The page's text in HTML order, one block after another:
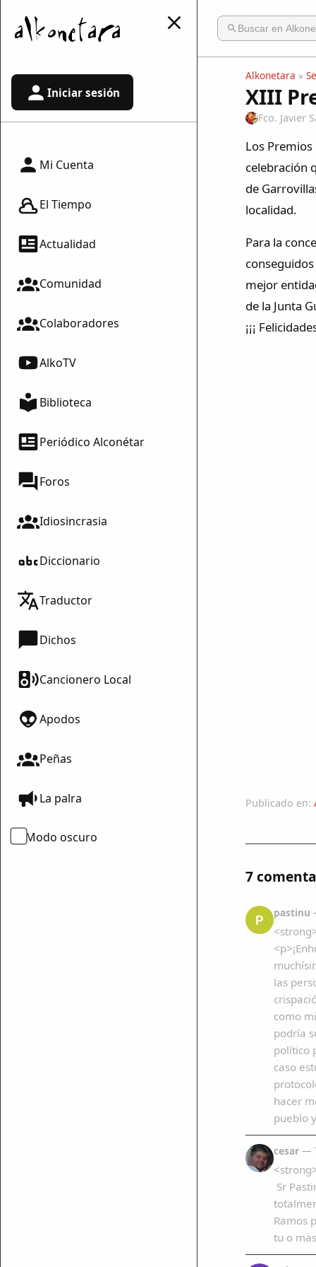
Iniciar sesión
Mi Cuenta
El Tiempo
Actualidad
Comunidad
Colaboradores
AlkoTV
Biblioteca
Periódico Alconétar
Foros
Idiosincrasia
Diccionario
Traductor
Dichos
Cancionero Local
Apodos
Peñas
La palra
Modo oscuro
Alkonetara »
XIII
Fco. Javier
Los
celebración
de
localidad.
Para la
mejor
de la Junta
¡¡¡
Publicado en:
7
P pastinu
las
como
podría
político
caso
hacer
pueblo
cesar —
Sr
Ramos
tu o